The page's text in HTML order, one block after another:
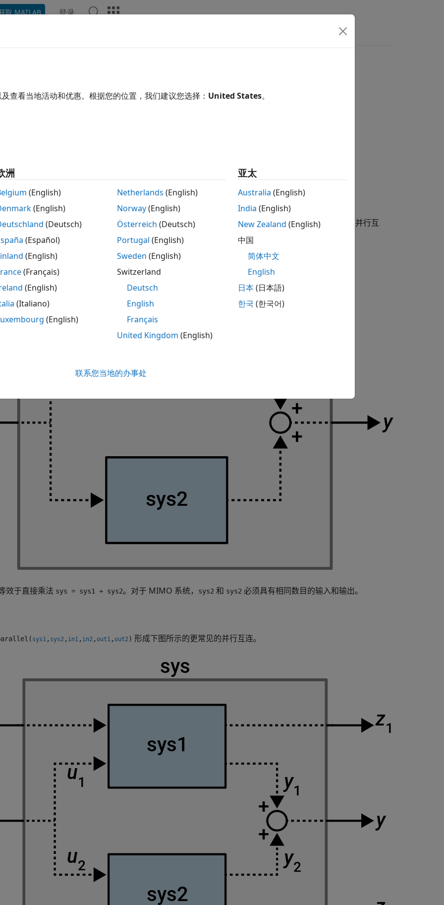
取 MATLAB 登录
的并行连接
sys1,sys2)通过将相同输入信号连接到sys1和sys2
并对输出求和，形成两个动态系统模型的并行互
所示。
效于直接乘法 sys = sys1 + sys2。对于 MIMO 系统， sys2 和 sys2 必须具有相同数目的输入和输出。
sys1 , sys2 , in1 , in2 , out1 , out2) 形成下图所示的更常见的并行互连。
查看当地活动和优惠。根据您的位置，我们建议您选择： United States。
洲
(English)
(English)
(Deutsch)
(Español)
(English)
(Français)
(English)
(Italiano)
(English)
Netherlands (English)
Norway(English)
Österreich (Deutsch)
Portugal (English)
Sweden (English)
Switzerland
Deutsch
English
Français
United Kingdom (English)
亚太
Australia (English)
India (English)
New Zealand (English)
中国
简体中文
English
日本(日本語)
한국 (한국어)
联系您当地的办事处